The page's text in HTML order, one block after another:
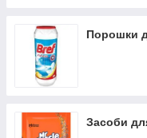
Порошки
Засоби